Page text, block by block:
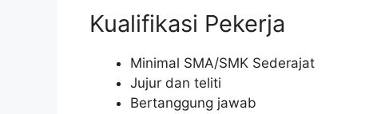
Kualifikasi Pekerja
Minimal SMA/SMK Sederajat
Jujur dan teliti
Bertanggung jawab